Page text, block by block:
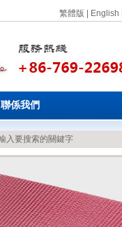
繁體版 English
聯係我們